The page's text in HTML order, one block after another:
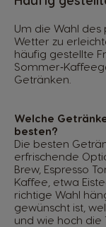
Um die Wahl
Wetter zu
häufig gestellte
Getränken.
Welche
besten?
Die besten
erfrischende
Brew, Espresso
Kaffee, etwa
richtige Wahl
gewünscht ist,
und wie hoch die